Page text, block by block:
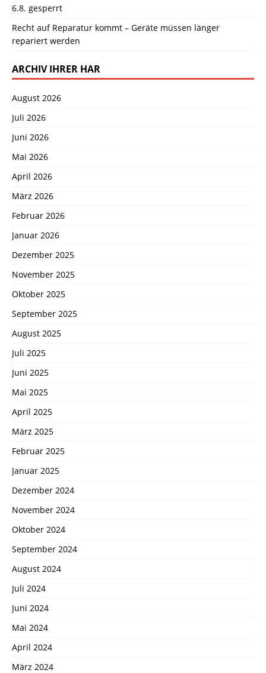
6.8. gesperrt
Recht auf Reparatur kommt – Geräte müssen länger
repariert werden
ARCHIV IHRER HAR
August 2026
Juli 2026
Juni 2026
Mai 2026
April 2026
März 2026
Februar 2026
Januar 2026
Dezember 2025
November 2025
Oktober 2025
September 2025
August 2025
Juli 2025
Juni 2025
Mai 2025
April 2025
März 2025
Februar 2025
Januar 2025
Dezember 2024
November 2024
Oktober 2024
September 2024
August 2024
Juli 2024
Juni 2024
Mai 2024
April 2024
März 2024